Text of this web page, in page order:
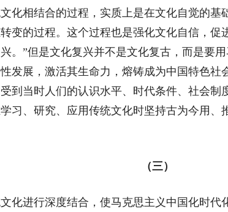
相结合的过程，实质上是在文化自觉的基
变的过程。这个过程也是强化文化自信，
。”但是文化复兴并不是文化复古，而是要
发展，激活其生命力，熔铸成为中国特色
到当时人们的认识水平、时代条件、社会
习、研究、应用传统文化时坚持古为今用
（三）
进行深度结合，使马克思主义中国化时代